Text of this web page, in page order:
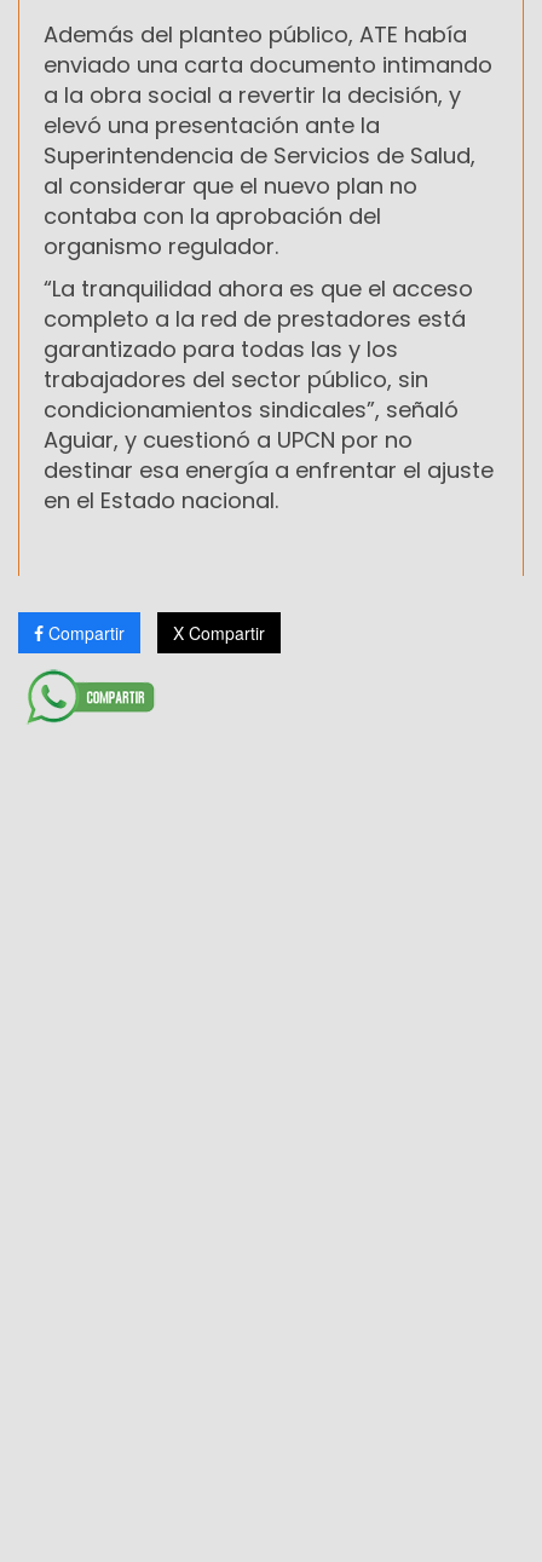
Además del planteo público, ATE había
enviado una carta documento intimando
a la obra social a revertir la decisión, y
elevó una presentación ante la
Superintendencia de Servicios de Salud,
al considerar que el nuevo plan no
contaba con la aprobación del
organismo regulador.
“La tranquilidad ahora es que el acceso
completo a la red de prestadores está
garantizado para todas las y los
trabajadores del sector público, sin
condicionamientos sindicales”, señaló
Aguiar, y cuestionó a UPCN por no
destinar esa energía a enfrentar el ajuste
en el Estado nacional.
Compartir X Compartir